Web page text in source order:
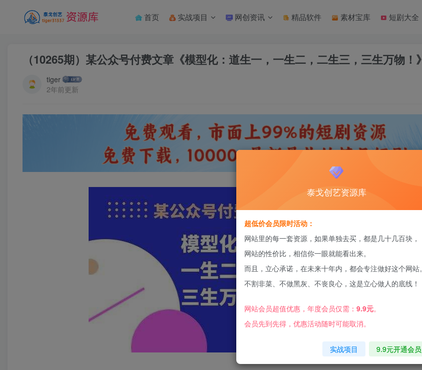
首页 实战项目 网创资讯 精品软件 素材宝库 短剧大全
（10265期）某公众号付费文章《模型化：道生一，一生二，二生三，三生万物！》
tiger
2年前更新
泰戈创艺资源库
超低价会员限时活动：
网站里的每一套资源，如果单独去买，都是几十几百块，
网站的性价比，相信你一眼就能看出来。
而且，立心承诺，在未来十年内，都会专注做好这个网站。
不割非菜、不做黑灰、不丧良心，这是立心做人的底线！
网站会员超值优惠，年度会员仅需： 9.9元。
会员先到先得，优惠活动随时可能取消。
实战项目 9.9元开通会员